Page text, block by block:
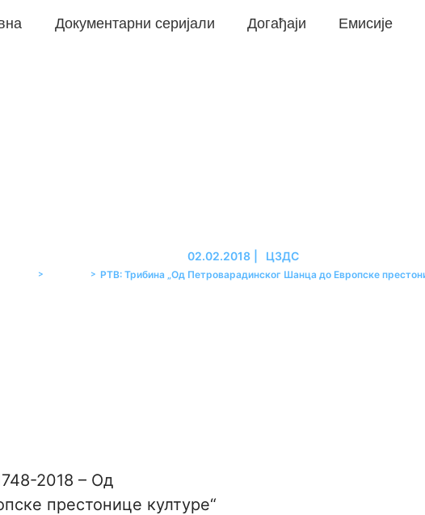
Документарни серијали Догађаји Емисије
02.02.2018 ЦЗДС
> > РТВ: Трибина „Од Петроварадинског Шанца до Европске
2018 – Од
престонице културе“